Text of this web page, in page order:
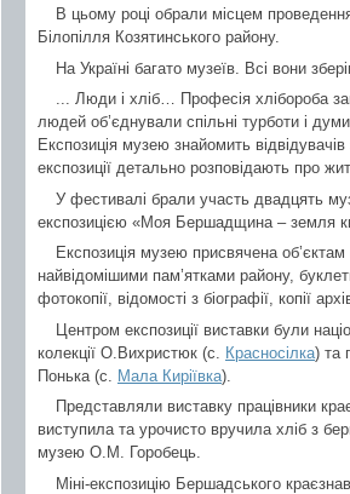
В цьому році обрали місцем
Білопілля Козятинського району.
На Україні багато музеїв. Всі вони
... Люди і хліб… Професія хлібороба
людей об’єднували спільні турботи і
Експозиція музею знайомить
експозиції детально розповідають про
У фестивалі брали участь двадцять
експозицією «Моя Бершадщина – земля
Експозиція музею присвячена
найвідомішими пам’ятками району,
фотокопії, відомості з біографії, копії
Центром експозиції виставки були
колекції О.Вихристюк (с.
Красносілка) та
Понька (с.
Мала Киріївка).
Представляли виставку працівники
виступила та урочисто вручила хліб з
музею О.М. Горобець.
Міні-експозицію Бершадського